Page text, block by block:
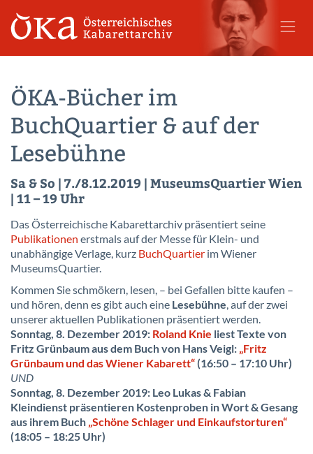
ÖKA-Bücher im
BuchQuartier & auf der
Lesebühne
Sa & So | 7./8.12.2019 | MuseumsQuartier Wien
| 11 – 19 Uhr
Das Österreichische Kabarettarchiv präsentiert seine
Publikationen erstmals auf der Messe für Klein- und
unabhängige Verlage, kurz BuchQuartier im Wiener
MuseumsQuartier.
Kommen Sie schmökern, lesen, – bei Gefallen bitte kaufen –
und hören, denn es gibt auch eine Lesebühne, auf der zwei
unserer aktuellen Publikationen präsentiert werden.
Sonntag, 8. Dezember 2019: Roland Knie liest Texte von
Fritz Grünbaum aus dem Buch von Hans Veigl: „Fritz
Grünbaum und das Wiener Kabarett“(16:50 – 17:10 Uhr)
UND
Sonntag, 8. Dezember 2019: Leo Lukas & Fabian
Kleindienst präsentieren Kostenproben in Wort & Gesang
aus ihrem Buch „Schöne Schlager und Einkaufstorturen“
(18:05 – 18:25 Uhr)